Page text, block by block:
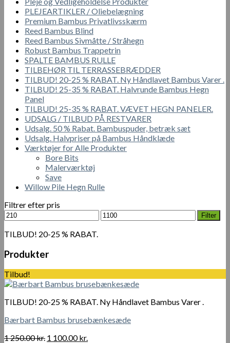
PLEJEARTIKLER / Oliebelægning
Premium Bambus Privatlivsskærm
Reed Bambus Blind
Reed Bambus Sivmåtte / Stråhegn
Robust Bambus Trappetrin
SPALTE BAMBUS RULLE
TILBEHØR TIL TERRASSEBRÆDDER
TILBUD! 20-25 % RABAT. Ny Håndlavet Bambus Varer .
TILBUD! 25-35 % RABAT. Halvrunde Bambus Hegn
Panel
TILBUD! 25-35 % RABAT. VÆVET HEGN PANELER.
UDSALG / TILBUD PÅ RESTVARER
Udsalg. 50 % Rabat. Bambuspuder, betræk sæt
Udsalg. Halvpriser på Bambus Håndklæde
Værktøjer for Alle Produkter
Bore Bits
Malerværktøj
Save
Willow Pile Hegn Rulle
Filtrer efter pris
Mindste
pris
Højeste
pris
Filter
TILBUD! 20-25 % RABAT.
Produkter
Tilbud!
TILBUD! 20-25 % RABAT. Ny Håndlavet Bambus Varer .
Bærbart Bambus brusebænkesæde
1 250.00kr. Den
1 100.00kr.